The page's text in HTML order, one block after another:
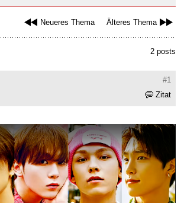
Neueres Thema Älteres Thema
2 posts
#1
Zitat